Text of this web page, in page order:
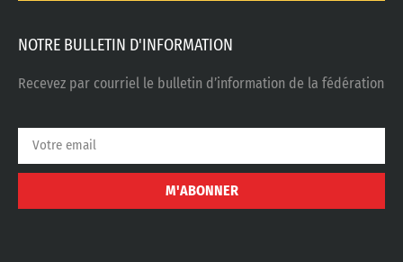
NOTRE BULLETIN D'INFORMATION
Recevez par courriel le bulletin d’information de la fédération
M'ABONNER